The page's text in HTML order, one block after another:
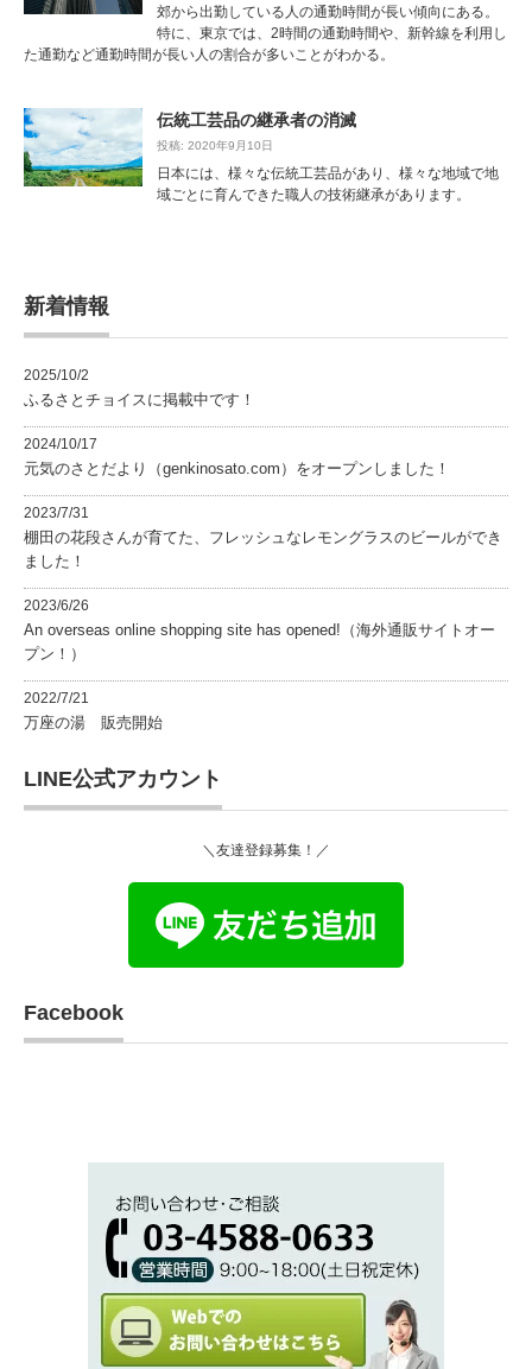
郊から出勤している人の通勤時間が長い傾向にある。
特に、東京では、2時間の通勤時間や、新幹線を利用し
た通勤など通勤時間が長い人の割合が多いことがわかる。
伝統工芸品の継承者の消滅
投稿: 2020年9月10日
日本には、様々な伝統工芸品があり、様々な地域で地
域ごとに育んできた職人の技術継承があります。
新着情報
2025/10/2
ふるさとチョイスに掲載中です！
2024/10/17
元気のさとだより（genkinosato.com）をオープンしました！
2023/7/31
棚田の花段さんが育てた、フレッシュなレモングラスのビールができ
ました！
2023/6/26
An overseas online shopping site has opened!（海外通販サイトオー
プン！）
2022/7/21
万座の湯 販売開始
LINE公式アカウント
＼友達登録募集！／
Facebook